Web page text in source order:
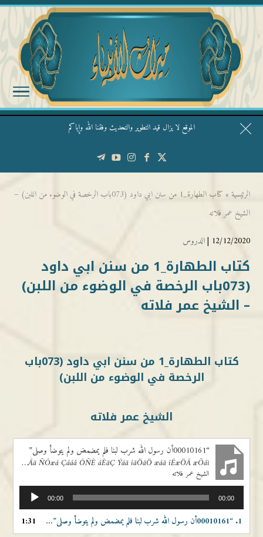
الموقع لا يزال قيد التطوير والتحديث وفقنا الله وإياكم
قال الشيخ ربيع وفقه الله: نحن ليس عندنا تقديس الأشخاص
الرئيسية »
كتاب الطهارة_1 من سنن ابي داود (073باب الرخصة في الوضوء من اللبن) –
الشيخ عمر فلاته
12/12/2020 | الدروس
كتاب الطهارة_1 من سنن ابي داود
(073باب الرخصة في الوضوء من اللبن)
– الشيخ عمر فلاته
كتاب الطهارة_1 من سنن ابي داود (073باب
الرخصة في الوضوء من اللبن)
الشيخ عمر فلاته
“00010161أن رسول الله شرب لبنا فلم يمضمض ولم يتوضأ وصلى”
00010161Ãä ÑÓæá Çááå ÔÑÈ áÈäÇ Ýáã íãÖãÖ æáã íÊæÖÃ æÕáì
الشيخ عمر فلاته
الصوت
00:00 00:00
1. “00010161أن رسول الله شرب لبنا فلم يمضمض ولم يتوضأ وصلى” — الشيخ عمر فلاته
1:31